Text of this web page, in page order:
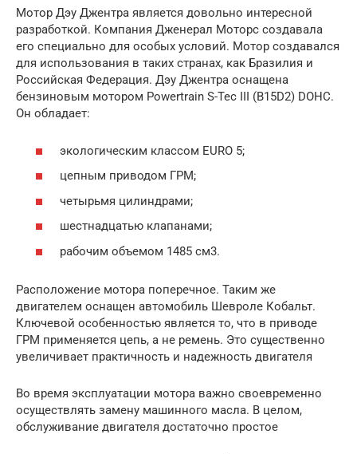
Мотор Дэу Джентра является довольно интересной
разработкой. Компания Дженерал Моторс создавала
его специально для особых условий. Мотор создавался
для использования в таких странах, как Бразилия и
Российская Федерация. Дэу Джентра оснащена
бензиновым мотором Powertrain S-Tec III (B15D2) DOHC.
Он обладает:
экологическим классом EURO 5;
цепным приводом ГРМ;
четырьмя цилиндрами;
шестнадцатью клапанами;
рабочим объемом 1485 см3.
Расположение мотора поперечное. Таким же
двигателем оснащен автомобиль Шевроле Кобальт.
Ключевой особенностью является то, что в приводе
ГРМ применяется цепь, а не ремень. Это существенно
увеличивает практичность и надежность двигателя
Во время эксплуатации мотора важно своевременно
осуществлять замену машинного масла. В целом,
обслуживание двигателя достаточно простое